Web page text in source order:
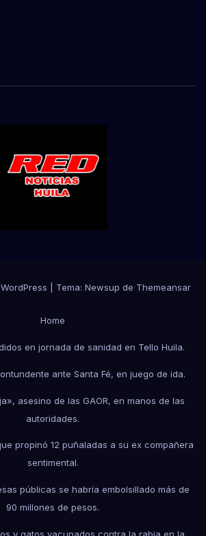
Tema: Newsup de Themeansar
Home
en jornada de sanidad en Tello Huila.
ante Santa Fé, en juego de ida.
asesino de las GAOR, en manos de las
autoridades.
propinó 12 puñaladas a su ex compañera
sentimental.
públicas se habría embolsillado más de
90 millones de pesos.